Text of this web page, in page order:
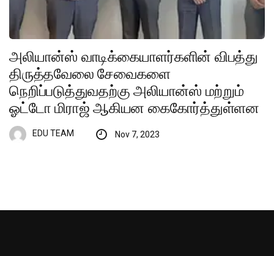
அலியான்ஸ் வாடிக்கையாளர்களின் விபத்து
திருத்தவேலை சேவைகளை
நெறிப்படுத்துவதற்கு அலியான்ஸ் மற்றும்
ஓட்டோ மிராஜ் ஆகியன கைகோர்த்துள்ளன
EDU TEAM Nov 7, 2023